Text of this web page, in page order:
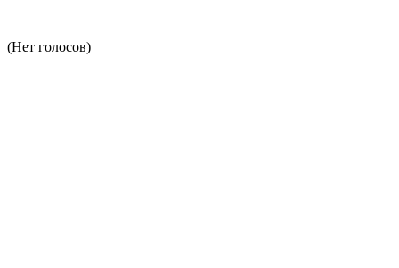
(Нет голосов)